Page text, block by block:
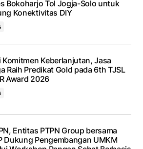
Bokoharjo Tol Jogja-Solo untuk
Konektivitas DIY
Komitmen Keberlanjutan, Jasa
Raih Predikat Gold pada 6th TJSL
Award 2026
Entitas PTPN Group bersama
Dukung Pengembangan UMKM